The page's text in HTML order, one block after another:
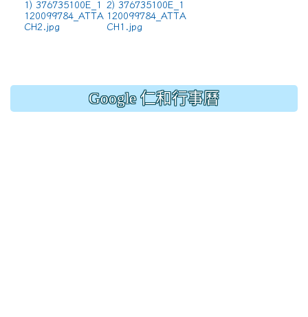
1) 376735100E_1
120099784_ATTA
CH2.jpg
2) 376735100E_1
120099784_ATTA
CH1.jpg
Google 仁和行事曆